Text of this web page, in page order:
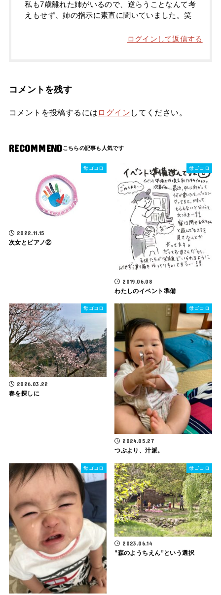
私も7歳離れた姉がいるので、逆らうことなんて考
えもせず、姉の指示に素直に聞いていました。笑
ログインして返信する
コメントを残す
コメントを投稿するには ログイン してください。
RECOMMEND
母ゴコロ
2022.11.15
次女とピアノ②
母ゴコロ
2019.06.08
わたしのイベント準備
母ゴコロ
2026.03.22
春を探しに
母ゴコロ
2024.05.27
つぶより、汁派。
母ゴコロ 母ゴコロ
2023.06.14
”森のようちえん”という選択